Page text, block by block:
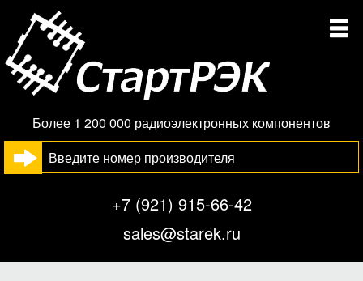
Более 1 200 000 радиоэлектронных компонентов
+7 (921) 915-66-42
sales@starek.ru